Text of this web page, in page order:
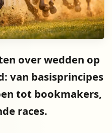
over wedden op
van basisprincipes
tot bookmakers,
races.